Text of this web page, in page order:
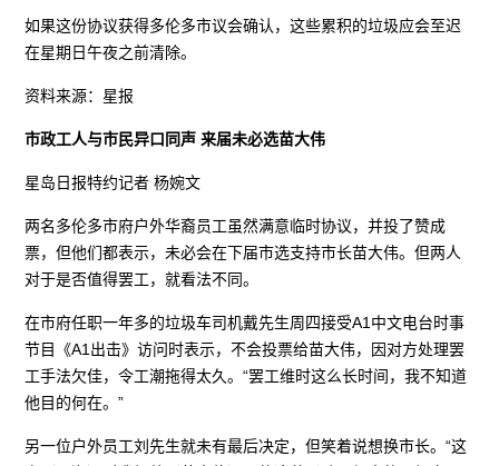
如果这份协议获得多伦多市议会确认，这些累积的垃圾应会至迟
在星期日午夜之前清除。
资料来源：星报
市政工人与市民异口同声 来届未必选苗大伟
星岛日报特约记者 杨婉文
两名多伦多市府户外华裔员工虽然满意临时协议，并投了赞成
票，但他们都表示，未必会在下届市选支持市长苗大伟。但两人
对于是否值得罢工，就看法不同。
在市府任职一年多的垃圾车司机戴先生周四接受A1中文电台时事
节目《A1出击》访问时表示，不会投票给苗大伟，因对方处理罢
工手法欠佳，令工潮拖得太久。“罢工维时这么长时间，我不知道
他目的何在。”
另一位户外员工刘先生就未有最后决定，但笑着说想换市长。“这